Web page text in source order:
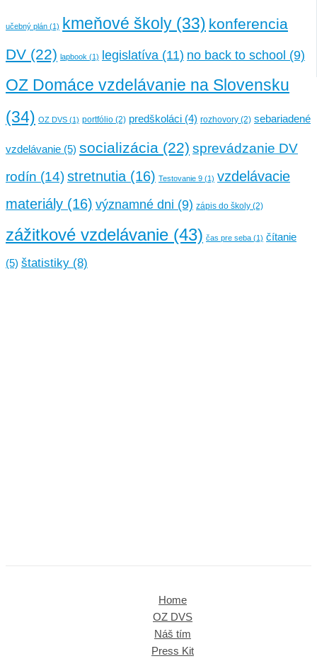
učebný plán (1) kmeňové školy (33) konferencia
DV (22) lapbook (1) legislatíva (11) no back to school (9)
OZ Domáce vzdelávanie na Slovensku
(34) OZ DVS (1) portfólio (2) predškoláci (4) rozhovory (2) sebariadené
vzdelávanie (5) socializácia (22) sprevádzanie DV
rodín (14)stretnutia (16) Testovanie 9 (1) vzdelávacie
materiály (16) významné dni (9) zápis do školy (2)
zážitkové vzdelávanie (43) čas pre seba (1) čítanie
(5) štatistiky (8)
Home
OZ DVS
Náš tím
Press Kit